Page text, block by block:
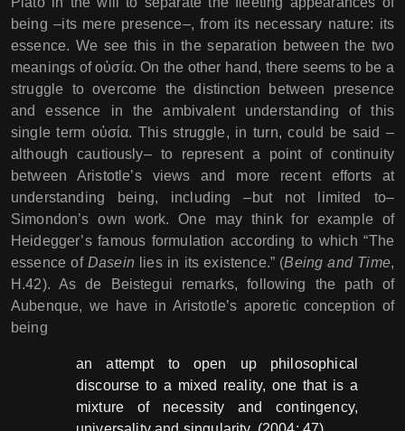
being –its mere presence–, from its necessary nature: its
essence. We see this in the separation between the two
meanings of οὐσία. On the other hand, there seems to be a
struggle to overcome the distinction between presence
and essence in the ambivalent understanding of this
single term οὐσία. This struggle, in turn, could be said –
although cautiously– to represent a point of continuity
between Aristotle’s views and more recent efforts at
understanding being, including –but not limited to–
Simondon’s own work. One may think for example of
Heidegger’s famous formulation according to which “The
essence of Dasein lies in its existence.” (Being and Time,
H.42). As de Beistegui remarks, following the path of
Aubenque, we have in Aristotle’s aporetic conception of
being
an attempt to open up philosophical
discourse to a mixed reality, one that is a
mixture of necessity and contingency,